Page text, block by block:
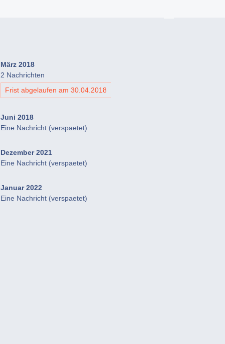
März 2018
2 Nachrichten
Frist abgelaufen am 30.04.2018
Juni 2018
Eine Nachricht (verspaetet)
Dezember 2021
Eine Nachricht (verspaetet)
Januar 2022
Eine Nachricht (verspaetet)